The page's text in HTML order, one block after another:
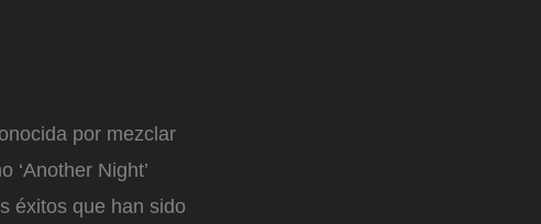
por mezclar
‘Another Night’
éxitos que han sido